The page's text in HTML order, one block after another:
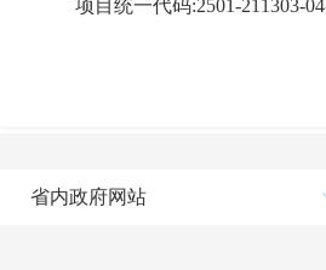
项目统一代码:2501-211303-04-
省内政府网站